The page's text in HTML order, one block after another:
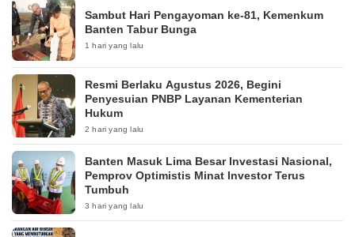
Sambut Hari Pengayoman ke-81, Kemenkum
Banten Tabur Bunga
1 hari yang lalu
Resmi Berlaku Agustus 2026, Begini
Penyesuian PNBP Layanan Kementerian
Hukum
2 hari yang lalu
Banten Masuk Lima Besar Investasi Nasional,
Pemprov Optimistis Minat Investor Terus
Tumbuh
3 hari yang lalu